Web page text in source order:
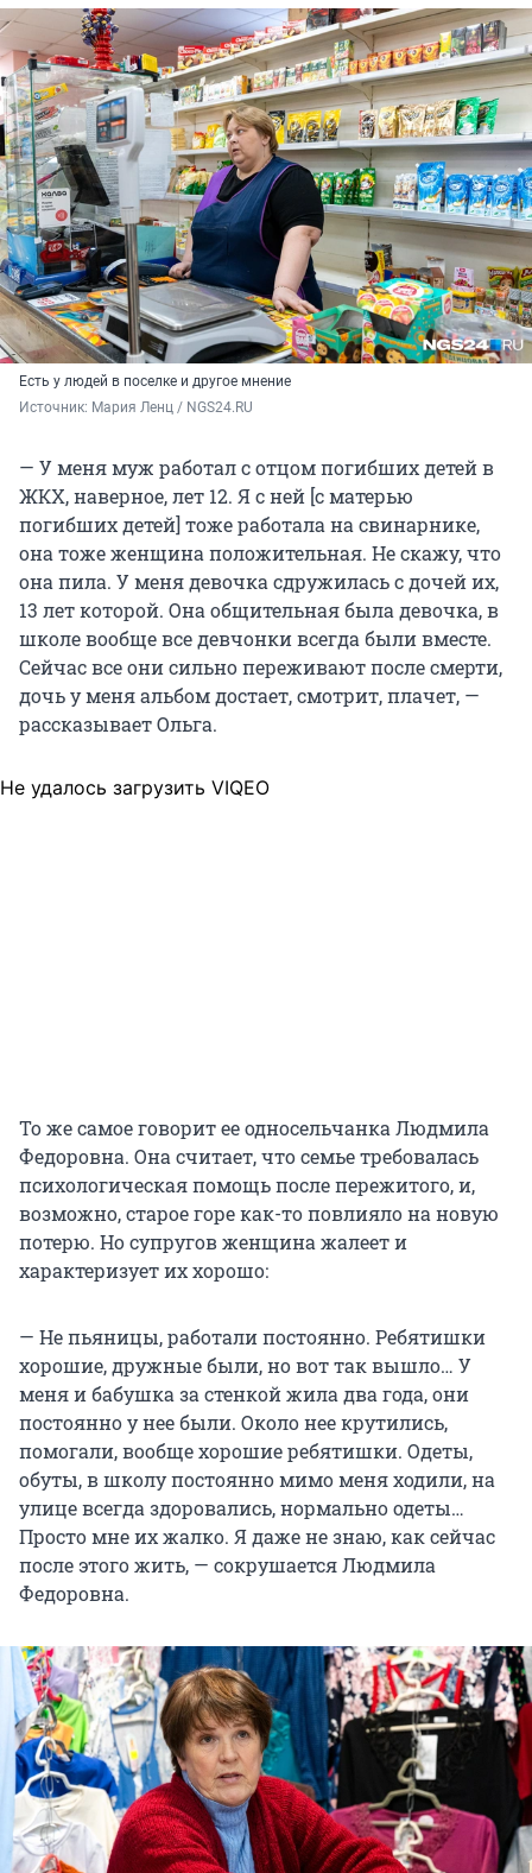
Есть у людей в поселке и другое мнение
Источник: Мария Ленц / NGS24.RU
— У меня муж работал с отцом погибших детей в
ЖКХ, наверное, лет 12. Я с ней [с матерью
погибших детей] тоже работала на свинарнике,
она тоже женщина положительная. Не скажу, что
она пила. У меня девочка сдружилась с дочей их,
13 лет которой. Она общительная была девочка, в
школе вообще все девчонки всегда были вместе.
Сейчас все они сильно переживают после смерти,
дочь у меня альбом достает, смотрит, плачет, —
рассказывает Ольга.
Не удалось загрузить VIQEO
То же самое говорит ее односельчанка Людмила
Федоровна. Она считает, что семье требовалась
психологическая помощь после пережитого, и,
возможно, старое горе как-то повлияло на новую
потерю. Но супругов женщина жалеет и
характеризует их хорошо:
— Не пьяницы, работали постоянно. Ребятишки
хорошие, дружные были, но вот так вышло… У
меня и бабушка за стенкой жила два года, они
постоянно у нее были. Около нее крутились,
помогали, вообще хорошие ребятишки. Одеты,
обуты, в школу постоянно мимо меня ходили, на
улице всегда здоровались, нормально одеты…
Просто мне их жалко. Я даже не знаю, как сейчас
после этого жить, — сокрушается Людмила
Федоровна.